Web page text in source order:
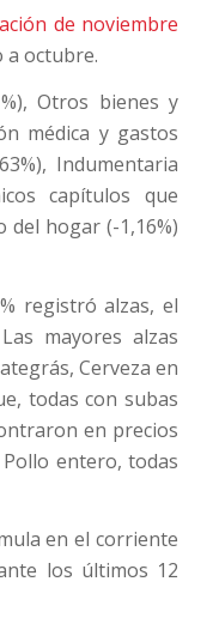
de noviembre
a octubre.
Otros bienes y
médica y gastos
Indumentaria
capítulos que
hogar (-1,16%)
registró alzas, el
mayores alzas
Cerveza en
todas con subas
en precios
entero, todas
en el corriente
los últimos 12